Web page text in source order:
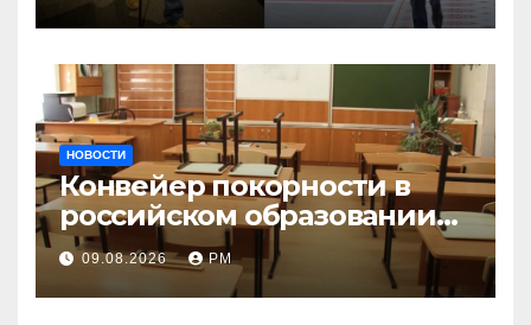
НОВОСТИ
Конвейер покорности в
российском образовании
наталкивается на
сопротивление
09.08.2026 РМ